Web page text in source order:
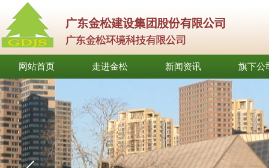
网站首页 走进金松 新闻资讯 旗下公